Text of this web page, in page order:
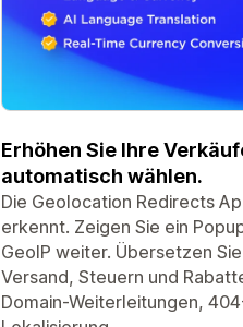
Erhöhen Sie Ihre
automatisch wählen.
Die Geolocation Redirects
erkennt. Zeigen Sie ein
GeoIP weiter. Übersetzen
Versand, Steuern und
Domain-Weiterleitungen,